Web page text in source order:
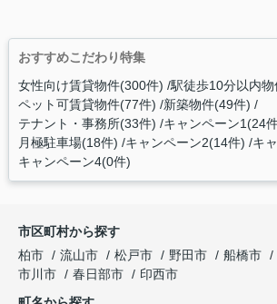
おすすめこだわり特集
女性向け賃貸物件(300件) 駅徒歩10分以内
ペット可賃貸物件(77件) 新築物件(49件)
テナント・事務所(33件) キャンペーン1(24
月極駐車場(18件) キャンペーン2(14件) キ
キャンペーン4(0件)
市区町村から探す
柏市
流山市 松戸市 野田市 船橋市
市川市
春日部市
印西市